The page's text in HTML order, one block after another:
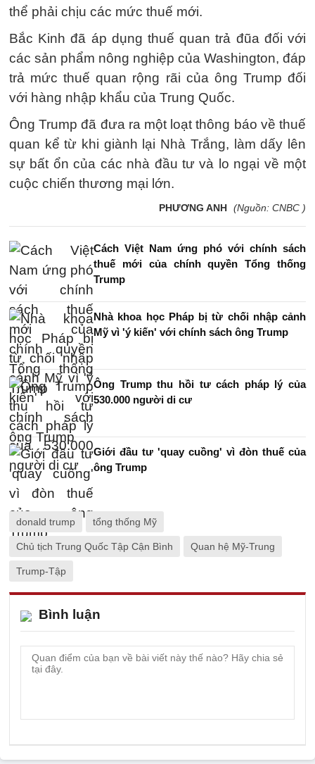
thể phải chịu các mức thuế mới.
Bắc Kinh đã áp dụng thuế quan trả đũa đối với
các sản phẩm nông nghiệp của Washington, đáp
trả mức thuế quan rộng rãi của ông Trump đối
với hàng nhập khẩu của Trung Quốc.
Ông Trump đã đưa ra một loạt thông báo về thuế
quan kể từ khi giành lại Nhà Trắng, làm dấy lên
sự bất ổn của các nhà đầu tư và lo ngại về một
cuộc chiến thương mại lớn.
PHƯƠNG ANH (Nguồn: CNBC )
Cách Việt Nam ứng phó với chính sách
thuế mới của chính quyền Tổng thống
Trump
Nhà khoa học Pháp bị từ chối nhập cảnh
Mỹ vì 'ý kiến' với chính sách ông Trump
Ông Trump thu hồi tư cách pháp lý của
530.000 người di cư
Giới đầu tư 'quay cuồng' vì đòn thuế của
ông Trump
donald trump tổng thống Mỹ
Chủ tịch Trung Quốc Tập Cận Bình Quan hệ Mỹ-Trung
Trump-Tập
Bình luận